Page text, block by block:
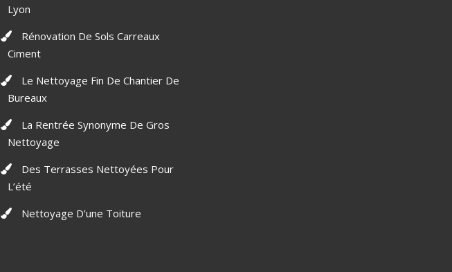
Lyon
Rénovation De Sols Carreaux
Ciment
Le Nettoyage Fin De Chantier De
Bureaux
La Rentrée Synonyme De Gros
Nettoyage
Des Terrasses Nettoyées Pour
L’été
Nettoyage D’une Toiture